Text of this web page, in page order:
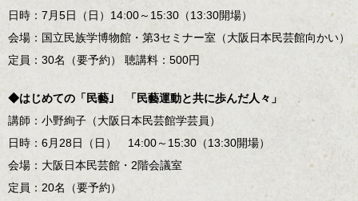
日時：7月5日（日）14:00～15:30（13:30開場）
会場：国立民族学博物館・第3セミナー室（大阪日本民芸館向かい）
定員：30名（要予約） 聴講料：500円
◆はじめての「民藝｣
「民藝運動と共に歩んだ人々」
講師：小野絢子（大阪日本民芸館学芸員）
日時：6月28日（日） 14:00～15:30（13:30開場）
会場：大阪日本民芸館・2階会議室
定員：20名（要予約）